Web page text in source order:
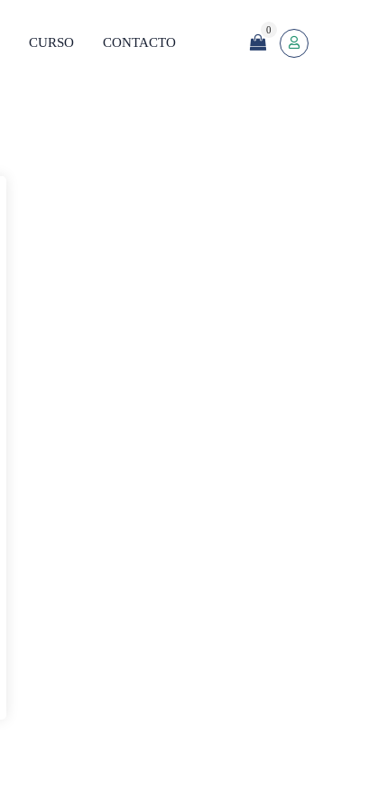
CURSO CONTACTO
0